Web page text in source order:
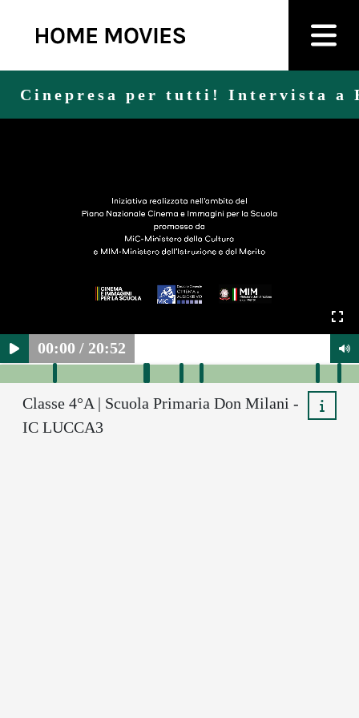
Cinepresa per tutti! Intervista a
00:00 / 20:52
Classe 4°A | Scuola Primaria Don Milani -
IC LUCCA3